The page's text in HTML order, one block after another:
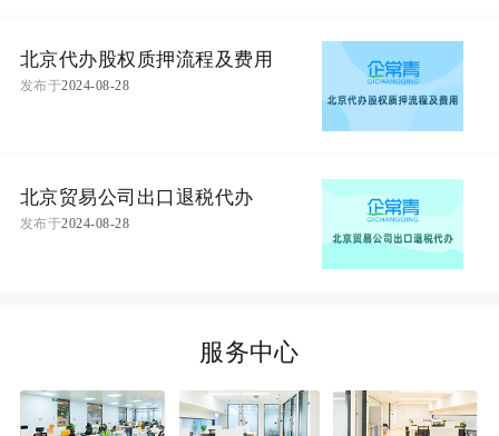
北京代办股权质押流程及费用
发布于2024-08-28
北京贸易公司出口退税代办
发布于2024-08-28
服务中心